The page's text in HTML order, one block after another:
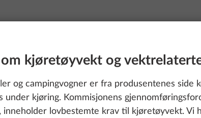
om kjøretøyvekt og
og campingvogner er fra produsentenes
under kjøring. Kommisjonens
inneholder lovbestemte krav til kjøretøyvekt. Vi